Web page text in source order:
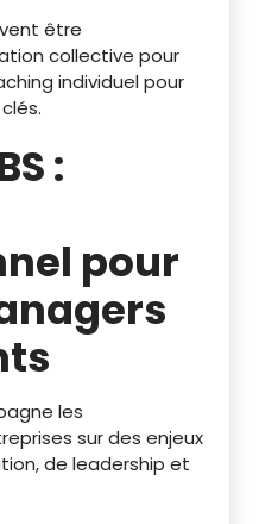
être
collective pour
individuel pour
:
pour
les
sur des enjeux
de leadership et